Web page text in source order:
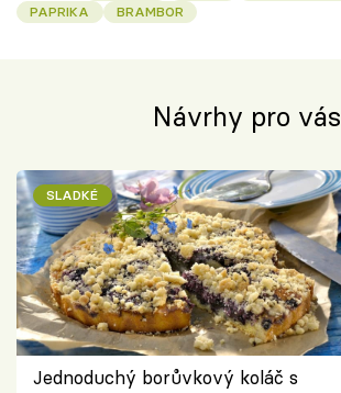
PAPRIKA
BRAMBOR
Návrhy pro vás
SLADKÉ
Jednoduchý borůvkový koláč s